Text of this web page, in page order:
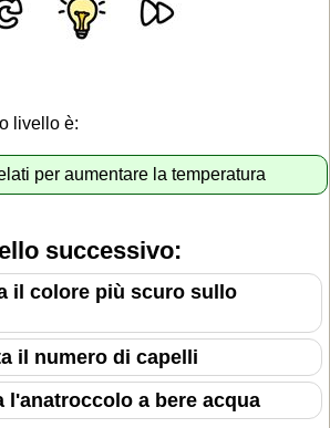
livello è:
per aumentare la temperatura
successivo:
il colore più scuro sullo
il numero di capelli
l'anatroccolo a bere acqua